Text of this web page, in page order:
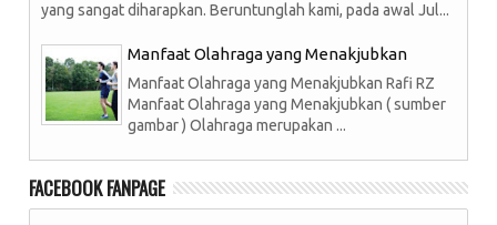
yang sangat diharapkan. Beruntunglah kami, pada awal Jul...
Manfaat Olahraga yang Menakjubkan
Manfaat Olahraga yang Menakjubkan Rafi RZ
Manfaat Olahraga yang Menakjubkan ( sumber
gambar ) Olahraga merupakan ...
FACEBOOK FANPAGE